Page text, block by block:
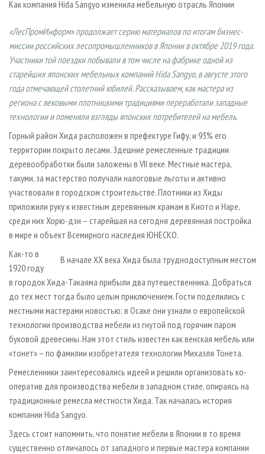
СУШКА ДРЕВЕСИНЫ
ПРОИЗВОДСТВО ДРЕВЕСНЫХ ПЛИТ
ДЕРЕВЯННОЕ ДОМОСТРОЕНИЕ
ПРОИЗВОДСТВО МЕБЕЛИ
БИОЭНЕРГЕТИКА
ЦБП
ИНСТРУМЕНТ И МАТЕРИАЛЫ
ПЕРСОНЫ
МОБИЛЬНЫЕ ВЫСТАВКИ
ОФИЦИАЛЬНЫЕ ДЕЛЕГАЦИИ
ПРИОРИТЕТНЫЕ ИНВЕСТПРОЕКТЫ
RUSSIAN FORESTRY REVIEW
ГАЗЕТА ЛЕСПРОМФОРУМ
КОНТАКТЫ
РЕКЛАМА
РЕКЛАМА НА САЙТЕ
Как компания Hida Sangyo изменила мебельную отрасль Японии
«ЛесПромИнформ» продолжает серию материалов по итогам бизнес-
миссии российских лесопромышленников в Японии в октябре 2019 года.
Участники той поездки побывали в том числе на фабрике одной из
старейших японских мебельных компаний Hida Sangyo, в августе этого
года отмечающей столетний юбилей. Рассказываем, как мастера из
региона с вековыми плотницкими традициями переработали западные
технологии и поменяли взгляды японских потребителей на мебель.
Горный район Хида расположен в префектуре Гифу, и 93% его
территории покрыто лесами. Здешние ремесленные традиции
дерево­обработки были заложены в VII веке. Местные мастера,
такуми, за мастерство получали налоговые льготы и активно
участвовали в городском строительстве. Плотники из Хиды
приложили руку к известным деревянным храмам в Киото и Наре,
среди них Хорю-дзи – старейшая на сегодня деревянная постройка
в мире и объект Всемирного наследия ЮНЕСКО.
В начале XX века Хида была труднодоступным местом
Как-то в
1920 году
в городок Хида-Такаяма прибыли два путешественника. Добраться
до тех мест тогда было целым приключением. Гости поделились с
местными мастерами новостью: в Осаке они узнали о европейской
технологии производства мебели из гнутой под горячим паром
буковой древесины. Нам этот стиль известен как венская мебель или
«тонет» – по фамилии изобретателя технологии Михаэля Тонета.
Ремесленники заинтересовались идеей и решили организовать ко­
оператив для производства мебели в западном стиле, опираясь на
традиционные ремесла местности Хида. Так началась история
компании Hida Sangyo.
Здесь стоит напомнить, что понятие мебели в Японии в то время
существенно отличалось от западного и первые мастера компании